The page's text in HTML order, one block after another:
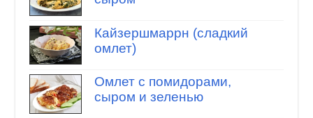
Кайзершмаррн (сладкий
омлет)
Омлет с помидорами,
сыром и зеленью